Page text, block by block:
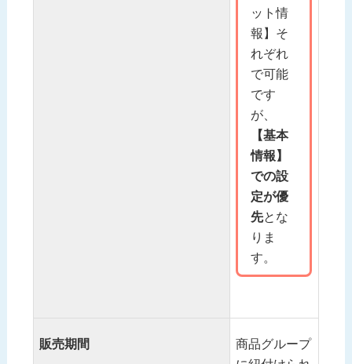
ット情
報】そ
れぞれ
で可能
です
が、
【基本
情報】
での設
定が優
先とな
りま
す。
販売期間
商品グループ